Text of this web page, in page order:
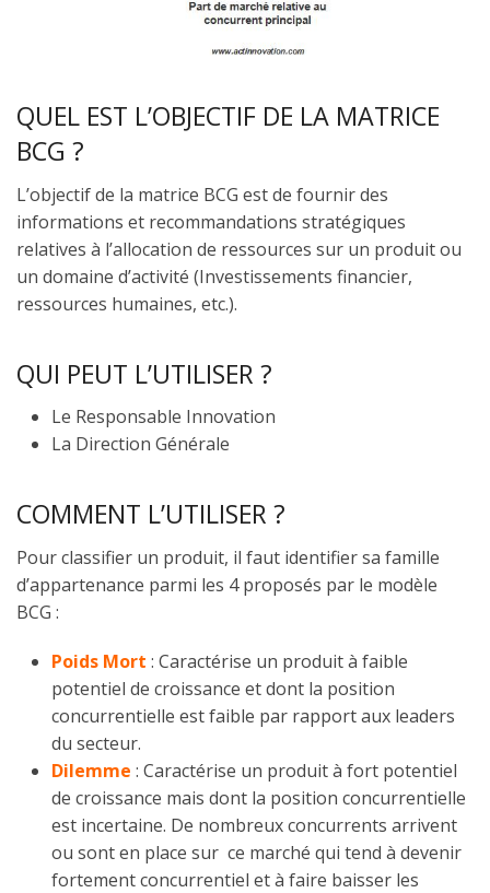
QUEL EST L’OBJECTIF DE LA MATRICE
BCG ?
L’objectif de la matrice BCG est de fournir des
informations et recommandations stratégiques
relatives à l’allocation de ressources sur un produit ou
un domaine d’activité (Investissements financier,
ressources humaines, etc.).
QUI PEUT L’UTILISER ?
Le Responsable Innovation
La Direction Générale
COMMENT L’UTILISER ?
Pour classifier un produit, il faut identifier sa famille
d’appartenance parmi les 4 proposés par le modèle
BCG :
Poids Mort : Caractérise un produit à faible
potentiel de croissance et dont la position
concurrentielle est faible par rapport aux leaders
du secteur.
Dilemme : Caractérise un produit à fort potentiel
de croissance mais dont la position concurrentielle
est incertaine. De nombreux concurrents arrivent
ou sont en place sur ce marché qui tend à devenir
fortement concurrentiel et à faire baisser les